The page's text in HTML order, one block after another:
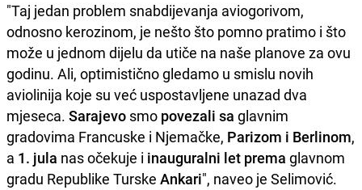
"Taj jedan problem snabdijevanja aviogorivom,
odnosno kerozinom, je nešto što pomno pratimo i što
može u jednom dijelu da utiče na naše planove za ovu
godinu. Ali, optimistično gledamo u smislu novih
aviolinija koje su već uspostavljene unazad dva
mjeseca. Sarajevo smo povezali sa glavnim
gradovima Francuske i Njemačke, Parizom i Berlinom,
a 1. jula nas očekuje i inauguralni let prema glavnom
gradu Republike Turske Ankari", naveo je Selimović.